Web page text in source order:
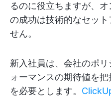
るのに役立ちますが、
の成功は技術的なセッ
せん。
新入社員は、会社のポ
ォーマンスの期待値を
を必要とします。